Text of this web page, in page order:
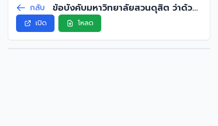
กลับ
ข้อบังคับมหาวิทยาลัยสวนดุสิต ว่าด้วย
การบริหารงานบุคคล (ฉบับที่ 2) พ.ศ.
2567
เปิด โหลด